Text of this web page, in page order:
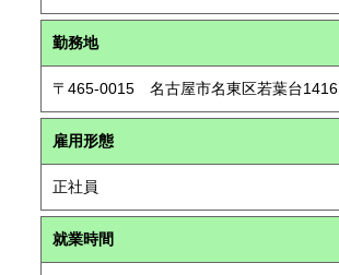
勤務地
〒465-0015 名古屋市名東区若葉台1416
雇用形態
正社員
就業時間